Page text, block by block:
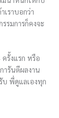
ราบอกว่า
รมการก็คงจะ
รั้งแรก หรือ
รันตีผลงาน
บ พี่ดูแลเองทุก